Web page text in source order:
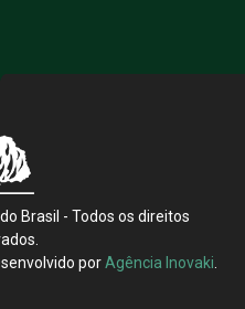
Brasil - Todos os direitos
porAgência Inovaki.